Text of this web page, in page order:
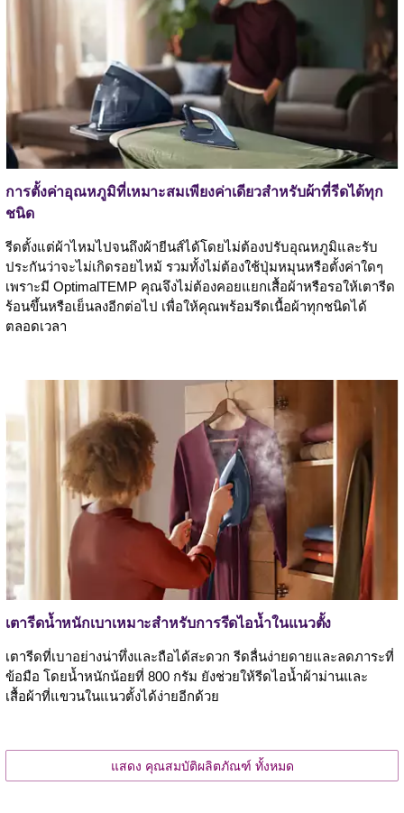
การตั้งค่าอุณหภูมิที่เหมาะสมเพียงค่าเดียวสำหรับผ้าที่รีดได้ทุก
ชนิด
รีดตั้งแต่ผ้าไหมไปจนถึงผ้ายีนส์ได้โดยไม่ต้องปรับอุณหภูมิและรับ
ประกันว่าจะไม่เกิดรอยไหม้ รวมทั้งไม่ต้องใช้ปุ่มหมุนหรือตั้งค่าใดๆ
เพราะมี OptimalTEMP คุณจึงไม่ต้องคอยแยกเสื้อผ้าหรือรอให้เตารีด
ร้อนขึ้นหรือเย็นลงอีกต่อไป เพื่อให้คุณพร้อมรีดเนื้อผ้าทุกชนิดได้
ตลอดเวลา
เตารีดน้ำหนักเบาเหมาะสำหรับการรีดไอน้ำในแนวตั้ง
เตารีดที่เบาอย่างน่าทึ่งและถือได้สะดวก รีดลื่นง่ายดายและลดภาระที่
ข้อมือ โดยน้ำหนักน้อยที่ 800 กรัม ยังช่วยให้รีดไอน้ำผ้าม่านและ
เสื้อผ้าที่แขวนในแนวตั้งได้ง่ายอีกด้วย
แสดง คุณสมบัติผลิตภัณฑ์ ทั้งหมด